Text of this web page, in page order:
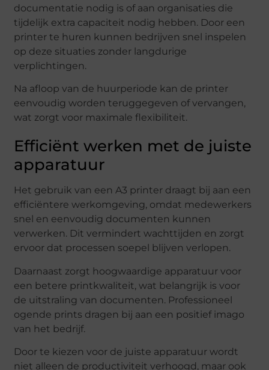
documentatie nodig is of aan organisaties die
tijdelijk extra capaciteit nodig hebben. Door een
printer te huren kunnen bedrijven snel inspelen
op deze situaties zonder langdurige
verplichtingen.
Na afloop van de huurperiode kan de printer
eenvoudig worden teruggegeven of vervangen,
wat zorgt voor maximale flexibiliteit.
Efficiënt werken met de juiste
apparatuur
Het gebruik van een A3 printer draagt bij aan een
efficiëntere werkomgeving, omdat medewerkers
snel en eenvoudig documenten kunnen
verwerken. Dit vermindert wachttijden en zorgt
ervoor dat processen soepel blijven verlopen.
Daarnaast zorgt hoogwaardige apparatuur voor
een betere printkwaliteit, wat belangrijk is voor
de uitstraling van documenten. Professioneel
ogende prints dragen bij aan een positief imago
van het bedrijf.
Door te kiezen voor de juiste apparatuur wordt
niet alleen de productiviteit verhoogd, maar ook